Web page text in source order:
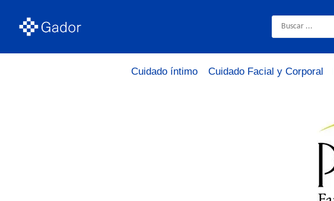
Cuidado íntimo Cuidado Facial y Corporal